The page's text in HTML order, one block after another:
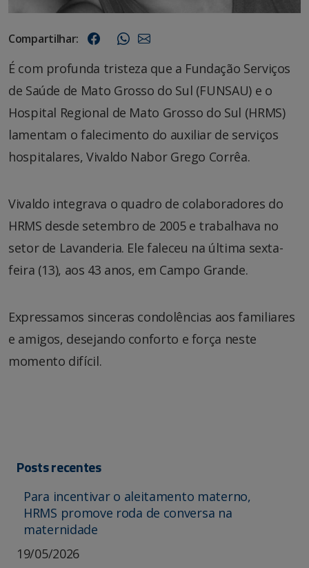
Compartilhar:
É com profunda tristeza que a Fundação Serviços
de Saúde de Mato Grosso do Sul (FUNSAU) e o
Hospital Regional de Mato Grosso do Sul (HRMS)
lamentam o falecimento do auxiliar de serviços
hospitalares, Vivaldo Nabor Grego Corrêa.
Vivaldo integrava o quadro de colaboradores do
HRMS desde setembro de 2005 e trabalhava no
setor de Lavanderia. Ele faleceu na última sexta-
feira (13), aos 43 anos, em Campo Grande.
Expressamos sinceras condolências aos familiares
e amigos, desejando conforto e força neste
momento difícil.
Posts recentes
Para incentivar o aleitamento materno,
HRMS promove roda de conversa na
maternidade
19/05/2026